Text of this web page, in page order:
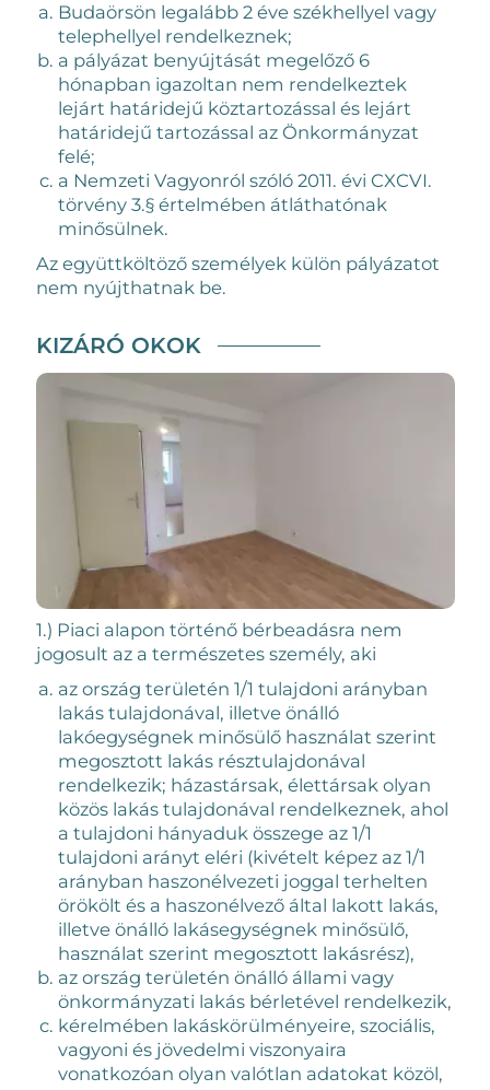
Budaörsön legalább 2 éve székhellyel vagy
telephellyel rendelkeznek;
a pályázat benyújtását megelőző 6
hónapban igazoltan nem rendelkeztek
lejárt határidejű köztartozással és lejárt
határidejű tartozással az Önkormányzat
felé;
a Nemzeti Vagyonról szóló 2011. évi CXCVI.
törvény 3.§ értelmében átláthatónak
minősülnek.
Az együttköltöző személyek külön pályázatot
nem nyújthatnak be.
KIZÁRÓ OKOK
1.) Piaci alapon történő bérbeadásra nem
jogosult az a természetes személy, aki
az ország területén 1/1 tulajdoni arányban
lakás tulajdonával, illetve önálló
lakóegységnek minősülő használat szerint
megosztott lakás résztulajdonával
rendelkezik; házastársak, élettársak olyan
közös lakás tulajdonával rendelkeznek, ahol
a tulajdoni hányaduk összege az 1/1
tulajdoni arányt eléri (kivételt képez az 1/1
arányban haszonélvezeti joggal terhelten
örökölt és a haszonélvező által lakott lakás,
illetve önálló lakásegységnek minősülő,
használat szerint megosztott lakásrész),
az ország területén önálló állami vagy
önkormányzati lakás bérletével rendelkezik,
kérelmében lakáskörülményeire, szociális,
vagyoni és jövedelmi viszonyaira
vonatkozóan olyan valótlan adatokat közöl,